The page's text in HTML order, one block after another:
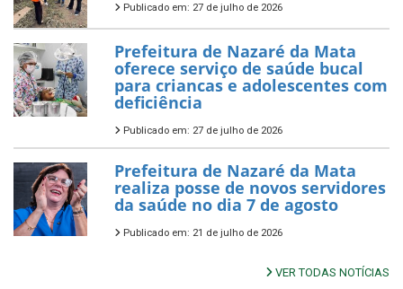
Publicado em: 27 de julho de 2026
Prefeitura de Nazaré da Mata
oferece serviço de saúde bucal
para criancas e adolescentes com
deficiência
Publicado em: 27 de julho de 2026
Prefeitura de Nazaré da Mata
realiza posse de novos servidores
da saúde no dia 7 de agosto
Publicado em: 21 de julho de 2026
VER TODAS NOTÍCIAS